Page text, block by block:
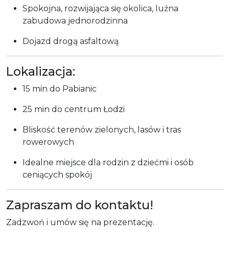
Spokojna, rozwijająca się okolica, luźna
zabudowa jednorodzinna
Dojazd drogą asfaltową
Lokalizacja:
15 min do Pabianic
25 min do centrum Łodzi
Bliskość terenów zielonych, lasów i tras
rowerowych
Idealne miejsce dla rodzin z dziećmi i osób
ceniących spokój
Zapraszam do kontaktu!
Zadzwoń i umów się na prezentację.